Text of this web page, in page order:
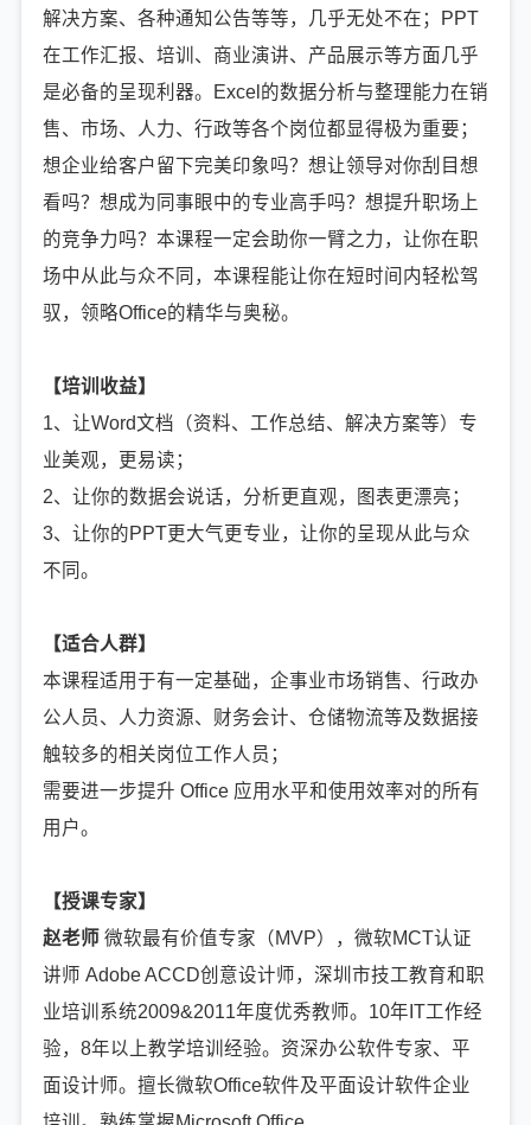
解决方案、各种通知公告等等，几乎无处不在；PPT
在工作汇报、培训、商业演讲、产品展示等方面几乎
是必备的呈现利器。Excel的数据分析与整理能力在销
售、市场、人力、行政等各个岗位都显得极为重要；
想企业给客户留下完美印象吗？想让领导对你刮目想
看吗？想成为同事眼中的专业高手吗？想提升职场上
的竞争力吗？本课程一定会助你一臂之力，让你在职
场中从此与众不同，本课程能让你在短时间内轻松驾
驭，领略Office的精华与奥秘。
【培训收益】
1、让Word文档（资料、工作总结、解决方案等）专
业美观，更易读；
2、让你的数据会说话，分析更直观，图表更漂亮；
3、让你的PPT更大气更专业，让你的呈现从此与众
不同。
【适合人群】
本课程适用于有一定基础，企事业市场销售、行政办
公人员、人力资源、财务会计、仓储物流等及数据接
触较多的相关岗位工作人员；
需要进一步提升 Office 应用水平和使用效率对的所有
用户。
【授课专家】
赵老师 微软最有价值专家（MVP），微软MCT认证
讲师 Adobe ACCD创意设计师，深圳市技工教育和职
业培训系统2009&2011年度优秀教师。10年IT工作经
验，8年以上教学培训经验。资深办公软件专家、平
面设计师。擅长微软Office软件及平面设计软件企业